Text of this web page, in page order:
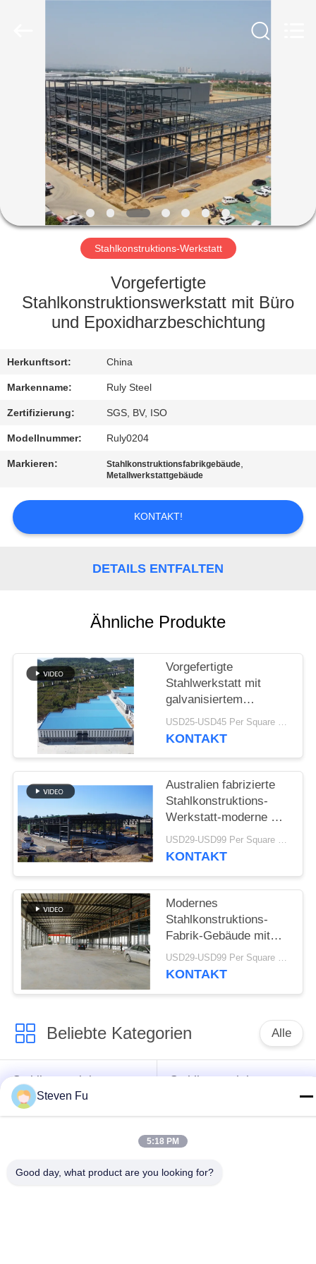
HAUS
PRODUKTE
VIDEOS
VR
SHOW
UNS
AUSFLUG
QUALITÄTSKONTROLLE
TRETEN
MIT
UNS
VERBINDUNG
NACHRICHTEN
STÖRUNGS-
LÖSUNG
BLOG
SITEMAP
PRIVACY
POLICY
Stahlkonstruktions-Werkstatt
Vorgefertigte
Stahlkonstruktionswerkstatt mit Büro
und Epoxidharzbeschichtung
Herkunftsort: China
Markenname: Ruly Steel
Zertifizierung: SGS, BV, ISO
Modellnummer: Ruly0204
Markieren: Stahlkonstruktionsfabrikgebäude,
Metallwerkstattgebäude
KONTAKT!
DETAILS ENTFALTEN
Ähnliche Produkte
Vorgefertigte
Stahlwerkstatt mit
galvanisiertem
Portalrahmen
USD25-USD45 Per Square Meter MOQ:200 Quadratmeter
KONTAKT
Australien fabrizierte
Stahlkonstruktions-
Werkstatt-moderne Art
Binder-Dach vor
USD29-USD99 Per Square Meter MOQ:500 Quadratmeter
KONTAKT
Modernes
Stahlkonstruktions-
Fabrik-Gebäude mit
Mezzanin-
Metallwerkstatt-Bau
USD29-USD99 Per Square Meter MOQ:500 Quadratmeter
KONTAKT
Beliebte Kategorien Alle
Stahlkonstruktion
Lager
Stahlkonstruktions-
Vorfabrizierte
Steven Fu
5:18 PM
Good day, what product are you looking for?